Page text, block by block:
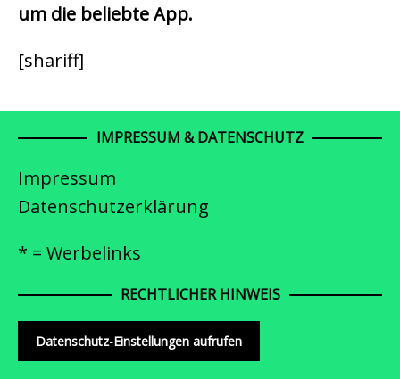
um die beliebte App.
[shariff]
IMPRESSUM & DATENSCHUTZ
Impressum
Datenschutzerklärung
* = Werbelinks
RECHTLICHER HINWEIS
Datenschutz-Einstellungen aufrufen